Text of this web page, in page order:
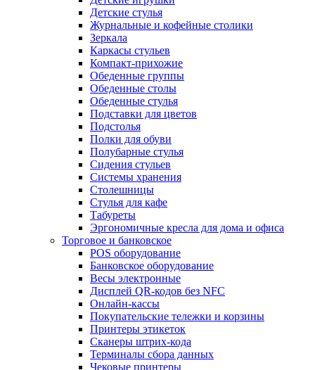
Детские стулья
Журнальные и кофейные столики
Зеркала
Каркасы стульев
Компакт-прихожие
Обеденные группы
Обеденные столы
Обеденные стулья
Подставки для цветов
Подстолья
Полки для обуви
Полубарные стулья
Сидения стульев
Системы хранения
Столешницы
Стулья для кафе
Табуреты
Эргономичные кресла для дома и офиса
Торговое и банковское
POS оборудование
Банковское оборудование
Весы электронные
Дисплей QR-кодов без NFC
Онлайн-кассы
Покупательские тележки и корзины
Принтеры этикеток
Сканеры штрих-кода
Терминалы сбора данных
Чековые принтеры